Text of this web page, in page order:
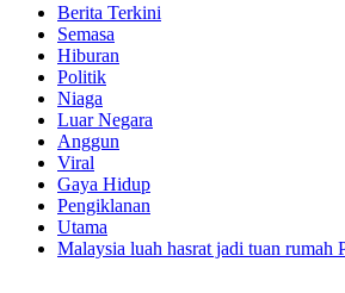
Berita Terkini
Semasa
Hiburan
Politik
Niaga
Luar Negara
Anggun
Viral
Gaya Hidup
Pengiklanan
Utama
Malaysia luah hasrat jadi tuan rumah